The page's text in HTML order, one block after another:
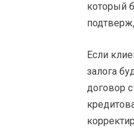
который
Если
залога
договор